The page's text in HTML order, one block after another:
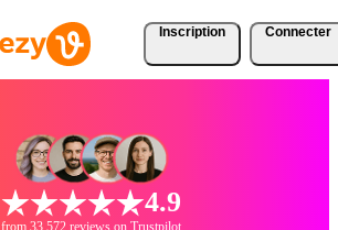
Inscription Connecter
4.9
from 33 572 reviews on Trustpilot